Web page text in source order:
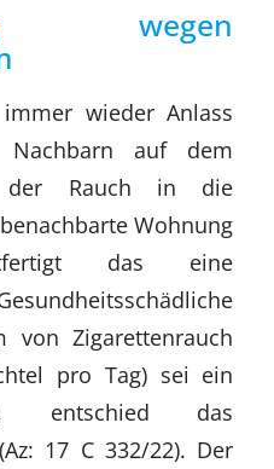
wegen
wieder Anlass
auf dem
Rauch in die
Wohnung
das eine
von Zigarettenrauch
pro Tag) sei ein
entschied das
17 C 332/22). Der